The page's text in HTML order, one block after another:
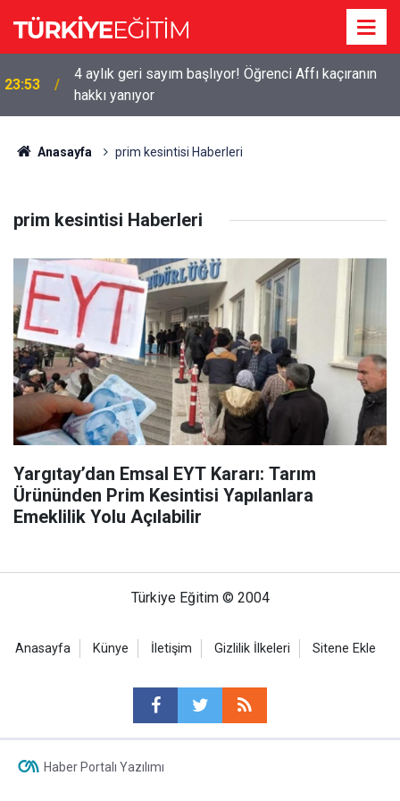
23:53
4 aylık geri sayım başlıyor! Öğrenci Affı kaçıranın
hakkı yanıyor
Anasayfa prim kesintisi Haberleri
prim kesintisi Haberleri
Yargıtay’dan Emsal EYT Kararı: Tarım
Ürününden Prim Kesintisi Yapılanlara
Emeklilik Yolu Açılabilir
Türkiye Eğitim © 2004
Anasayfa Künye İletişim Gizlilik İlkeleri Sitene Ekle
Haber Portalı Yazılımı